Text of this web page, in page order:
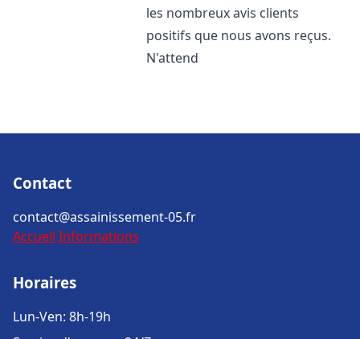
les nombreux avis clients
positifs que nous avons reçus.
N'attend
Contact
contact@assainissement-05.fr
Accueil Informations
Horaires
Lun-Ven: 8h-19h